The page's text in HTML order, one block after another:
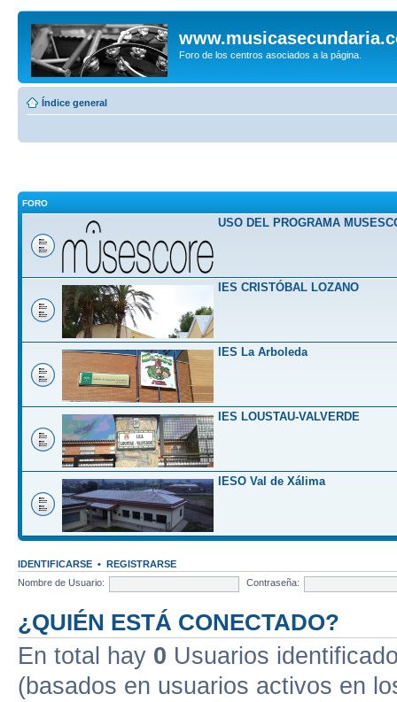
Foro de los centros asociados a la página.
Índice general
FORO
USO DEL PROGRAMA
IES CRISTÓBAL LOZANO
IES La Arboleda
IES LOUSTAU-VALVERDE
IESO Val de Xálima
IDENTIFICARSE • REGISTRARSE
Nombre de Usuario:
Contraseña:
¿QUIÉN ESTÁ CONECTADO?
En total hay 0 Usuarios
(basados en usuarios activos en